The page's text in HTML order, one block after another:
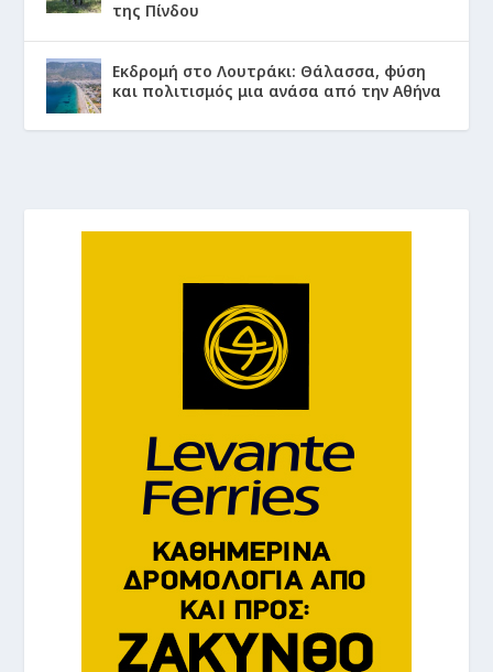
της Πίνδου
Εκδρομή στο Λουτράκι: Θάλασσα, φύση
και πολιτισμός μια ανάσα από την Αθήνα